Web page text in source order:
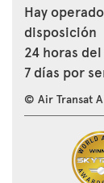
Hay
disposición
24 horas
7 días por
© Air Transat